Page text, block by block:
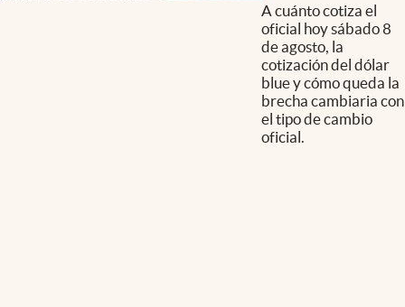
A cuánto cotiza el
oficial hoy sábado 8
de agosto, la
cotización del dólar
blue y cómo queda la
brecha cambiaria con
el tipo de cambio
oficial.